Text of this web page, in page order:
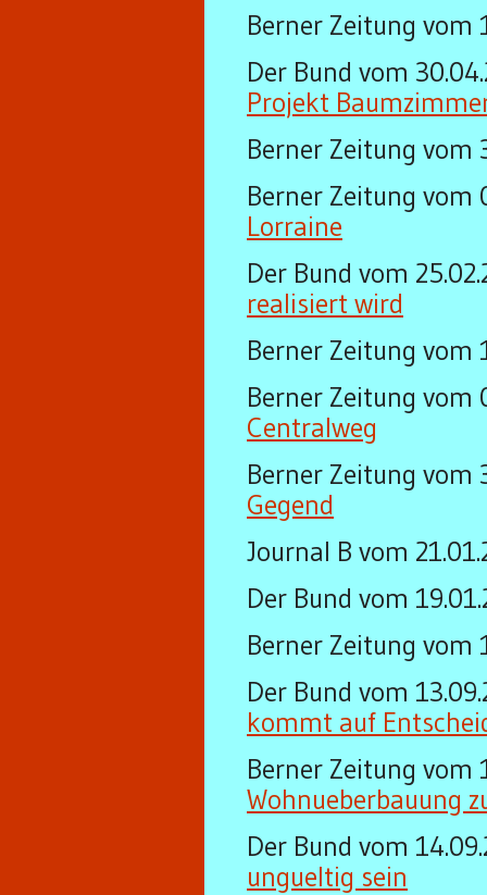
Berner Zeitung vom
Der Bund vom
Projekt
Berner Zeitung vom
Berner Zeitung vom
Lorraine
Der Bund vom
realisiert wird
Berner Zeitung vom
Berner Zeitung vom
Centralweg
Berner Zeitung vom
Gegend
Journal B vom
Der Bund vom
Berner Zeitung vom
Der Bund vom
kommt auf
Berner Zeitung vom
Wohnueberbauung
Der Bund vom
ungueltig sein